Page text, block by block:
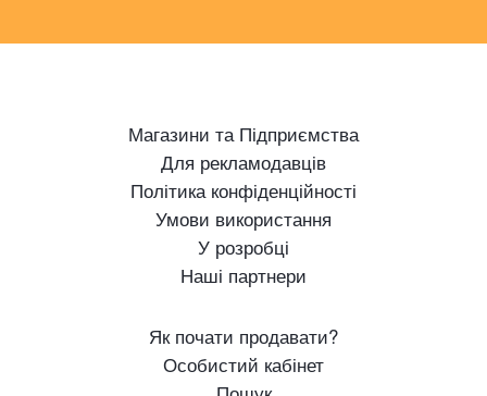
Магазини та Підприємства
Для рекламодавців
Політика конфіденційності
Умови використання
У розробці
Наші партнери
Як почати продавати?
Особистий кабінет